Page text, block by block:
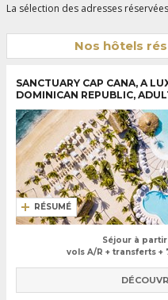
La sélection des adresses
Nos hôtels
SANCTUARY CAP CANA, A
DOMINICAN REPUBLIC,
RÉSUMÉ
Séjour à
vols A/R + transferts